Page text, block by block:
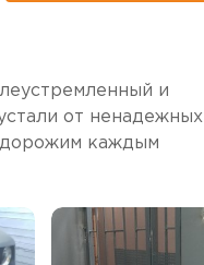
и
от ненадежных
дорожим каждым